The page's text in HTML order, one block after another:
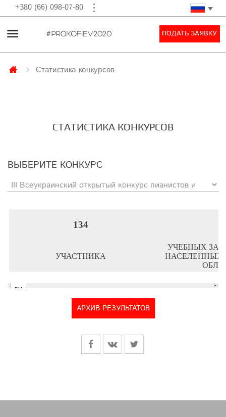
+380 (66) 098-07-80
ПОДАТЬ ЗАЯВКУ
Статистика конкурсов
СТАТИСТИКА КОНКУРСОВ
ВЫБЕРИТЕ КОНКУРС
АРХИВ РЕЗУЛЬТАТОВ